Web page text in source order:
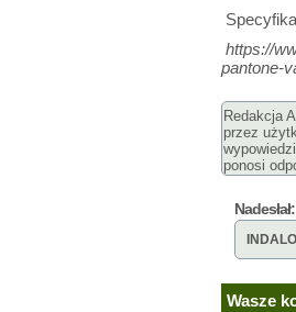
https://
pantone-
Redakcja
przez
ponosi
Nadesłał:
INDALO
Wasze